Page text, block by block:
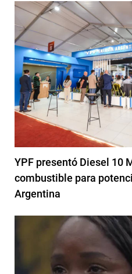
YPF presentó Diesel 10
combustible para
Argentina